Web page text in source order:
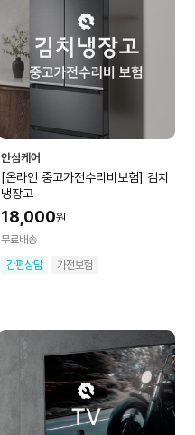
안심케어
[온라인 중고가전수리비보험] 김치
냉장고
18,000원
무료배송
간편상담
가전보험